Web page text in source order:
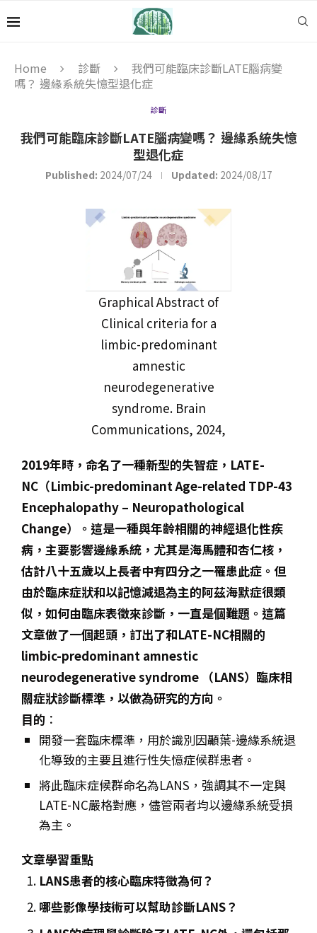
Home 診斷
我們可能臨床診斷LATE腦病變
嗎？ 邊緣系統失憶型退化症
診斷
我們可能臨床診斷LATE腦病變嗎？ 邊緣系統失憶
型退化症
Published: 2024/07/24 Updated: 2024/08/17
Graphical Abstract of
Clinical criteria for a
limbic-predominant
amnestic
neurodegenerative
syndrome. Brain
Communications, 2024,
2019年時，命名了一種新型的失智症， LATE-
NC（Limbic-predominant Age-related TDP-43
Encephalopathy – Neuropathological
Change）。這是一種與年齡相關的神經退化性疾
病，主要影響邊緣系統，尤其是海馬體和杏仁核，
估計八十五歲以上長者中有四分之一罹患此症。但
由於臨床症狀和以記憶減退為主的阿茲海默症很類
似，如何由臨床表徵來診斷，一直是個難題。這篇
文章做了一個起頭，訂出了和LATE-NC相關的
limbic-predominant amnestic
neurodegenerative syndrome （LANS）臨床相
關症狀診斷標準，以做為研究的方向。
目的 ：
開發一套臨床標準，用於識別因顳葉-邊緣系統退
化導致的主要且進行性失憶症候群患者。
將此臨床症候群命名為LANS，強調其不一定與
LATE-NC嚴格對應，儘管兩者均以邊緣系統受損
為主。
文章學習重點
LANS患者的核心臨床特徵為何？
哪些影像學技術可以幫助診斷LANS？